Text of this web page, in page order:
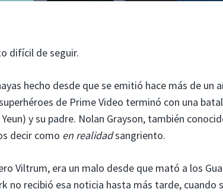
difícil de seguir.
hecho desde que se emitió hace más de un
de Prime Video terminó con una
y su padre. Nolan Grayson, también
decir como en realidadsangriento.
Viltrum, era un malo desde que mató a los
no recibió esa noticia hasta más tarde, cuando